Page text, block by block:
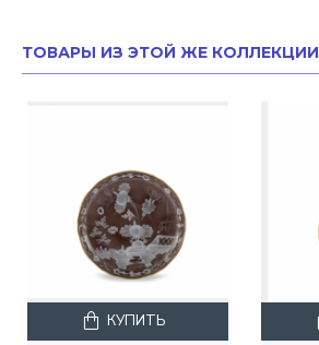
ТОВАРЫ ИЗ ЭТОЙ ЖЕ КОЛЛЕКЦИИ
КУПИТЬ